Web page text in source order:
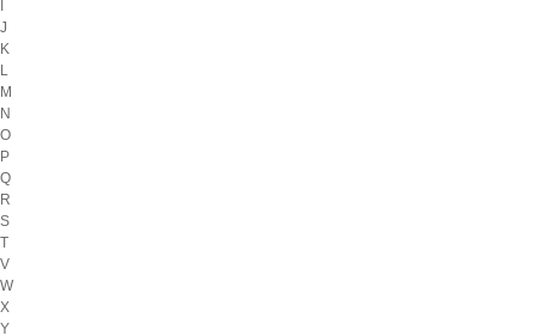
J
K
L
M
N
O
P
Q
R
S
T
V
W
X
Y